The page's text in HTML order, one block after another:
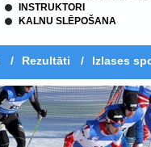
INSTRUKTORI
KALNU SLĒPOŠANA
/ Rezultāti / Izlases